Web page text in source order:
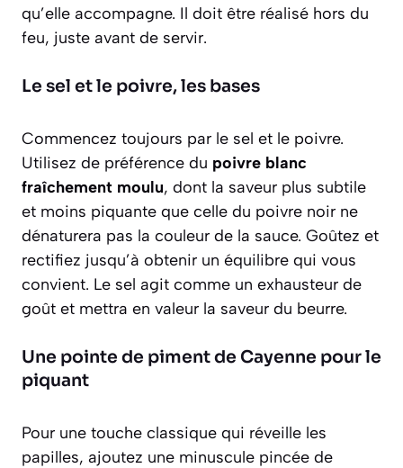
qu’elle accompagne. Il doit être réalisé hors du
feu, juste avant de servir.
Le sel et le poivre, les bases
Commencez toujours par le sel et le poivre.
Utilisez de préférence du poivre blanc
fraîchement moulu, dont la saveur plus subtile
et moins piquante que celle du poivre noir ne
dénaturera pas la couleur de la sauce. Goûtez et
rectifiez jusqu’à obtenir un équilibre qui vous
convient. Le sel agit comme un exhausteur de
goût et mettra en valeur la saveur du beurre.
Une pointe de piment de Cayenne pour le
piquant
Pour une touche classique qui réveille les
papilles, ajoutez une minuscule pincée de